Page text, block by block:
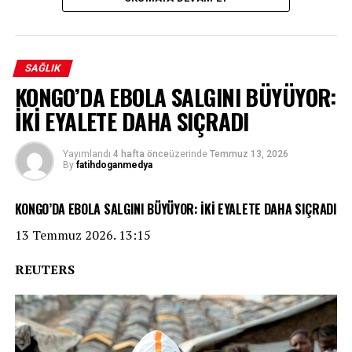
SAĞLIK
KONGO’DA EBOLA SALGINI BÜYÜYOR:
İKİ EYALETE DAHA SIÇRADI
Yayımlandı 4 hafta önceüzerinde Temmuz 13, 2026
By fatihdoganmedya
KONGO’DA EBOLA SALGINI BÜYÜYOR: İKİ EYALETE DAHA SIÇRADI
13 Temmuz 2026. 13:15
REUTERS